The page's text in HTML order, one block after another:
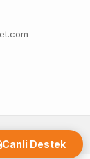
Canli Destek